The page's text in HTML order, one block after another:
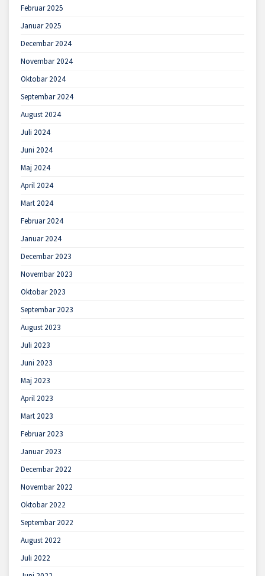
Februar 2025
Januar 2025
Decembar 2024
Novembar 2024
Oktobar 2024
Septembar 2024
August 2024
Juli 2024
Juni 2024
Maj 2024
April 2024
Mart 2024
Februar 2024
Januar 2024
Decembar 2023
Novembar 2023
Oktobar 2023
Septembar 2023
August 2023
Juli 2023
Juni 2023
Maj 2023
April 2023
Mart 2023
Februar 2023
Januar 2023
Decembar 2022
Novembar 2022
Oktobar 2022
Septembar 2022
August 2022
Juli 2022